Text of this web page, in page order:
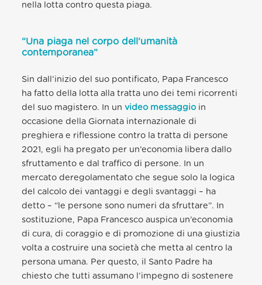
nella lotta contro questa piaga.
“Una piaga nel corpo dell’umanità
contemporanea”
Sin dall’inizio del suo pontificato, Papa Francesco
ha fatto della lotta alla tratta uno dei temi ricorrenti
del suo magistero. In unvideo messaggio in
occasione della Giornata internazionale di
preghiera e riflessione contro la tratta di persone
2021, egli ha pregato per un’economia libera dallo
sfruttamento e dal traffico di persone. In un
mercato deregolamentato che segue solo la logica
del calcolo dei vantaggi e degli svantaggi – ha
detto – “le persone sono numeri da sfruttare”. In
sostituzione, Papa Francesco auspica un’economia
di cura, di coraggio e di promozione di una giustizia
volta a costruire una società che metta al centro la
persona umana. Per questo, il Santo Padre ha
chiesto che tutti assumano l’impegno di sostenere